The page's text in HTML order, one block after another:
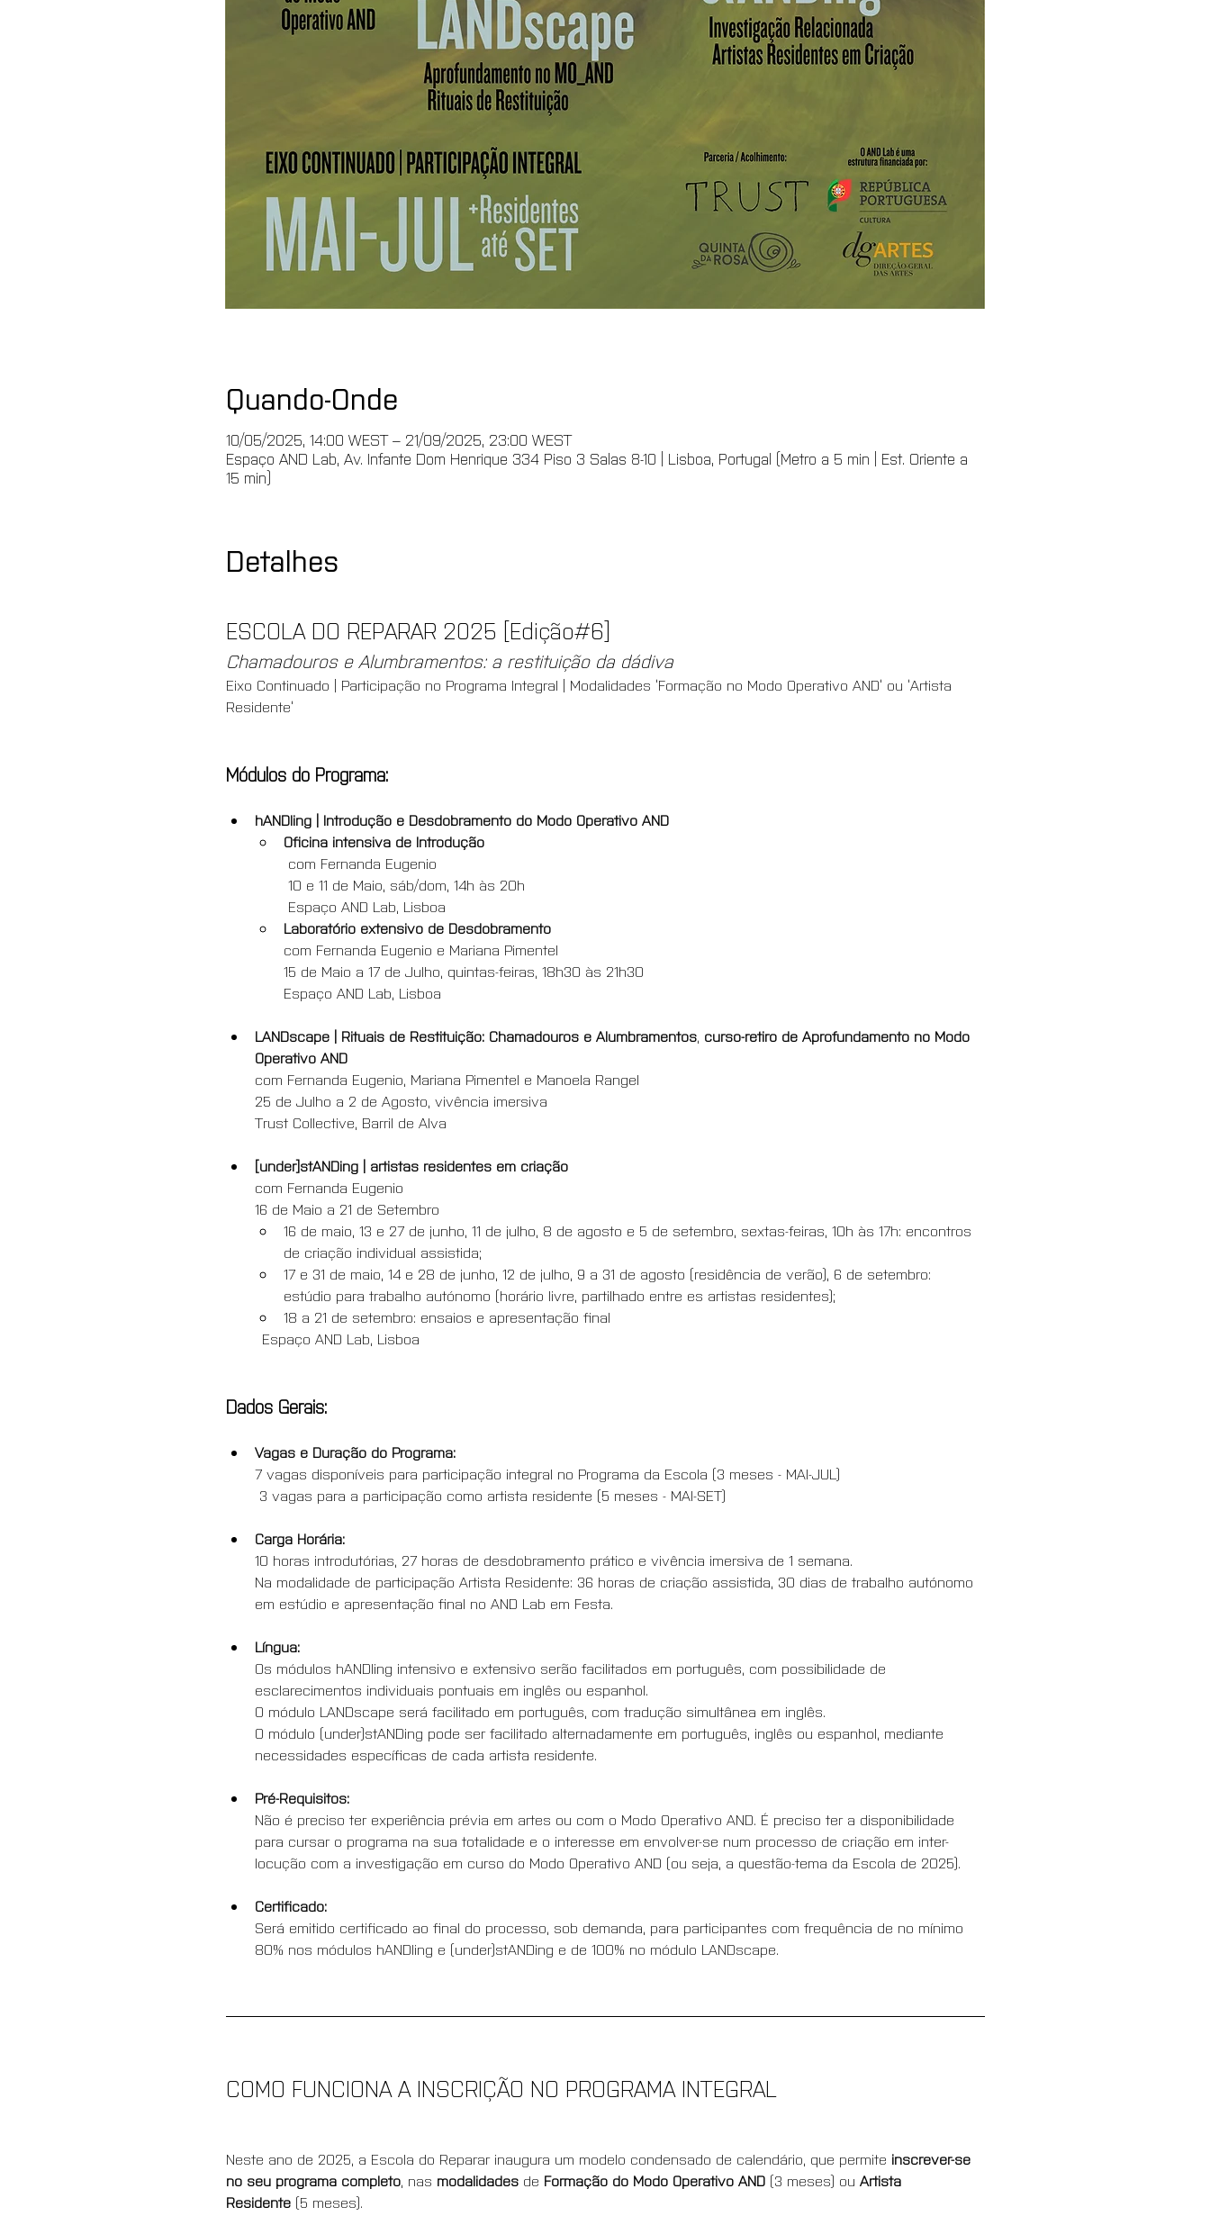
Quando-Onde
10/05/2025, 14:00 WEST – 21/09/2025, 23:00 WEST
Espaço AND Lab, Av. Infante Dom Henrique 334 Piso 3 Salas 8-10 | Lisboa, Portugal (Metro a 5 min | Est. Oriente a
15 min)
Detalhes
ESCOLA DO REPARAR 2025 [Edição#6]
Chamadouros e Alumbramentos: a restituição da dádiva
Eixo Continuado | Participação no Programa Integral | Modalidades ‘Formação no Modo Operativo AND’ ou ‘Artista
Residente’
Módulos do Programa:
hANDling | Introdução e Desdobramento do Modo Operativo AND
Oficina intensiva de Introdução
com Fernanda Eugenio
10 e 11 de Maio, sáb/dom, 14h às 20h
Espaço AND Lab, Lisboa
Laboratório extensivo de Desdobramento
com Fernanda Eugenio e Mariana Pimentel
15 de Maio a 17 de Julho, quintas-feiras, 18h30 às 21h30
Espaço AND Lab, Lisboa
LANDscape | Rituais de Restituição: Chamadouros e Alumbramentos, curso-retiro de Aprofundamento no Modo
Operativo AND
com Fernanda Eugenio, Mariana Pimentel e Manoela Rangel
25 de Julho a 2 de Agosto, vivência imersiva
Trust Collective, Barril de Alva
[under]stANDing | artistas residentes em criação
com Fernanda Eugenio
16 de Maio a 21 de Setembro
16 de maio, 13 e 27 de junho, 11 de julho, 8 de agosto e 5 de setembro, sextas-feiras, 10h às 17h: encontros
de criação individual assistida;
17 e 31 de maio, 14 e 28 de junho, 12 de julho, 9 a 31 de agosto (residência de verão), 6 de setembro:
estúdio para trabalho autónomo (horário livre, partilhado entre es artistas residentes);
18 a 21 de setembro: ensaios e apresentação final
Espaço AND Lab, Lisboa
Dados Gerais:
Vagas e Duração do Programa:
7 vagas disponíveis para participação integral no Programa da Escola (3 meses - MAI-JUL)
3 vagas para a participação como artista residente (5 meses - MAI-SET)
Carga Horária:
10 horas introdutórias, 27 horas de desdobramento prático e vivência imersiva de 1 semana.
Na modalidade de participação Artista Residente: 36 horas de criação assistida, 30 dias de trabalho autónomo
em estúdio e apresentação final no AND Lab em Festa.
Língua:
Os módulos hANDling intensivo e extensivo serão facilitados em português, com possibilidade de
esclarecimentos individuais pontuais em inglês ou espanhol.
O módulo LANDscape será facilitado em português, com tradução simultânea em inglês.
O módulo (under)stANDing pode ser facilitado alternadamente em português, inglês ou espanhol, mediante
necessidades específicas de cada artista residente.
Pré-Requisitos:
Não é preciso ter experiência prévia em artes ou com o Modo Operativo AND. É preciso ter a disponibilidade
para cursar o programa na sua totalidade e o interesse em envolver-se num processo de criação em inter-
locução com a investigação em curso do Modo Operativo AND (ou seja, a questão-tema da Escola de 2025).
Certificado:
Será emitido certificado ao final do processo, sob demanda, para participantes com frequência de no mínimo
80% nos módulos hANDling e (under)stANDing e de 100% no módulo LANDscape.
COMO FUNCIONA A INSCRIÇÃO NO PROGRAMA INTEGRAL
Neste ano de 2025, a Escola do Reparar inaugura um modelo condensado de calendário, que permite inscrever-se
no seu programa completo, nas modalidades de Formação do Modo Operativo AND (3 meses) ou Artista
Residente (5 meses).